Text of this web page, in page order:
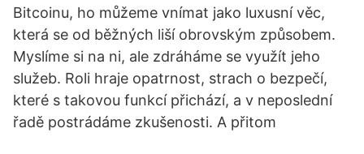
Bitcoinu, ho můžeme vnímat jako luxusní věc,
která se od běžných liší obrovským způsobem.
Myslíme si na ni, ale zdráháme se využít jeho
služeb. Roli hraje opatrnost, strach o bezpečí,
které s takovou funkcí přichází, a v neposlední
řadě postrádáme zkušenosti. A přitom